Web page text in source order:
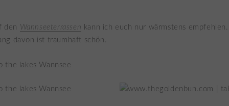
den Wannseeterrassen kann ich euch nur wärmstens
davon ist traumhaft schön.